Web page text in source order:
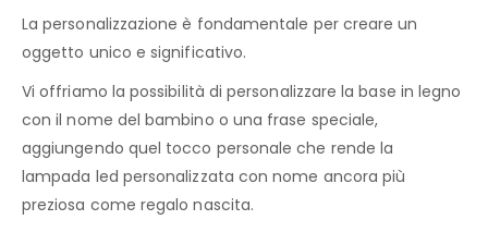
La personalizzazione è fondamentale per creare un
oggetto unico e significativo.
Vi offriamo la possibilità di personalizzare la base in legno
con il nome del bambino o una frase speciale,
aggiungendo quel tocco personale che rende la
lampada led personalizzata con nome ancora più
preziosa come regalo nascita.